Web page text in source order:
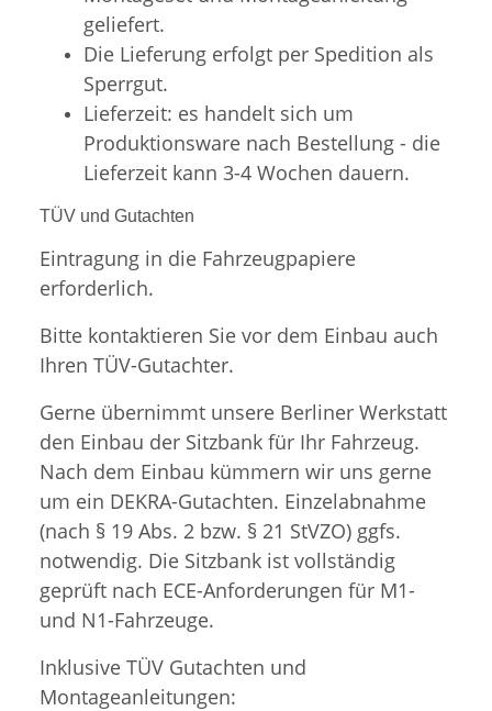
geliefert.
Die Lieferung erfolgt per Spedition als
Sperrgut.
Lieferzeit: es handelt sich um
Produktionsware nach Bestellung - die
Lieferzeit kann 3-4 Wochen dauern.
TÜV und Gutachten
Eintragung in die Fahrzeugpapiere
erforderlich.
Bitte kontaktieren Sie vor dem Einbau auch
Ihren TÜV-Gutachter.
Gerne übernimmt unsere Berliner Werkstatt
den Einbau der Sitzbank für Ihr Fahrzeug.
Nach dem Einbau kümmern wir uns gerne
um ein DEKRA-Gutachten. Einzelabnahme
(nach § 19 Abs. 2 bzw. § 21 StVZO) ggfs.
notwendig. Die Sitzbank ist vollständig
geprüft nach ECE-Anforderungen für M1-
und N1-Fahrzeuge.
Inklusive TÜV Gutachten und
Montageanleitungen: